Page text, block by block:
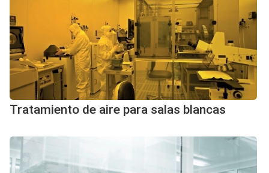
Tratamiento de aire para salas blancas